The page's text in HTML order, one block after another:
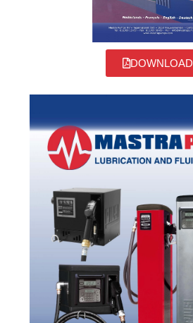
DOWNLOAD